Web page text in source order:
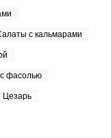
с кальмарами
фасолью
Цезарь